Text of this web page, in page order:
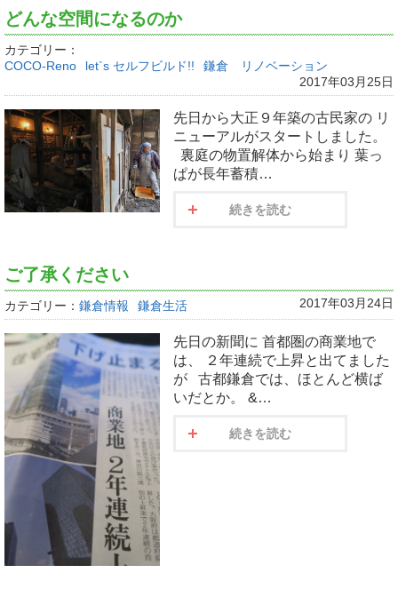
どんな空間になるのか
カテゴリー：
COCO-Reno
let`s セルフビルド!!
鎌倉 リノベーション
2017年03月25日
先日から大正９年築の古民家の リ
ニューアルがスタートしました。
裏庭の物置解体から始まり 葉っ
ぱが長年蓄積…
続きを読む
ご了承ください
カテゴリー： 鎌倉情報 鎌倉生活 2017年03月24日
先日の新聞に 首都圏の商業地で
は、 ２年連続で上昇と出てました
が 古都鎌倉では、ほとんど横ば
いだとか。 &…
続きを読む